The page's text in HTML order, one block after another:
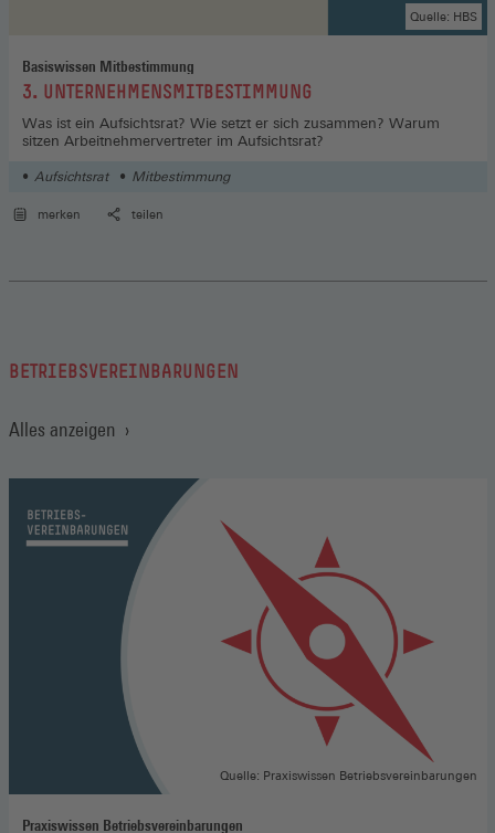
Basiswissen Mitbestimmung
:3. UNTERNEHMENSMITBESTIMMUNG
Was ist ein Aufsichtsrat? Wie setzt er sich zusammen? Warum
sitzen Arbeitnehmervertreter im Aufsichtsrat?
Quelle: HBS
Aufsichtsrat Mitbestimmung
merken teilen
BETRIEBSVEREINBARUNGEN
Alles anzeigen
Praxiswissen Betriebsvereinbarungen
Quelle: Praxiswissen Betriebsvereinbarungen